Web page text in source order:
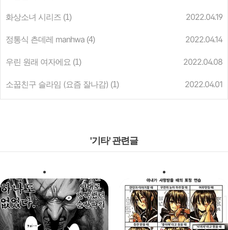
화상소녀 시리즈 (1) 2022.04.19
정통식 츤데레 manhwa (4) 2022.04.14
우린 원래 여자에요 (1) 2022.04.08
소꿉친구 슬라임 (요즘 잘나감) (1) 2022.04.01
'기타' 관련글